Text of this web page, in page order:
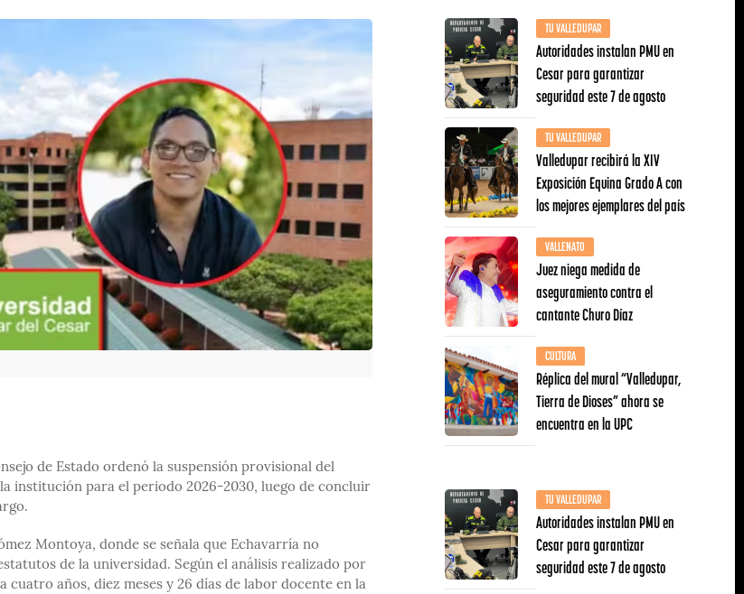
de Estado ordenó la suspensión provisional del
institución para el periodo 2026-2030, luego de concluir
Montoya, donde se señala que Echavarría no
de la universidad. Según el análisis realizado por
años, diez meses y 26 días de labor docente en la
TU VALLEDUPAR
Autoridades instalan PMU en
Cesar para garantizar
seguridad este 7 de agosto
TU VALLEDUPAR
Valledupar recibirá la XIV
Exposición Equina Grado A con
los mejores ejemplares del país
VALLENATO
Juez niega medida de
aseguramiento contra el
cantante Churo Díaz
CULTURA
Réplica del mural “Valledupar,
Tierra de Dioses” ahora se
encuentra en la UPC
TU VALLEDUPAR
Autoridades instalan PMU en
Cesar para garantizar
seguridad este 7 de agosto